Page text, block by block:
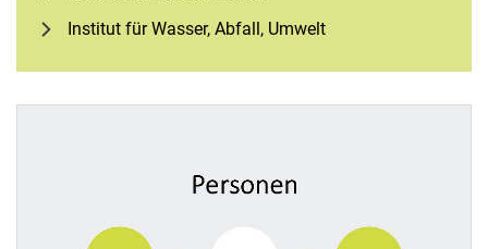
Institut für Wasser, Abfall, Umwelt